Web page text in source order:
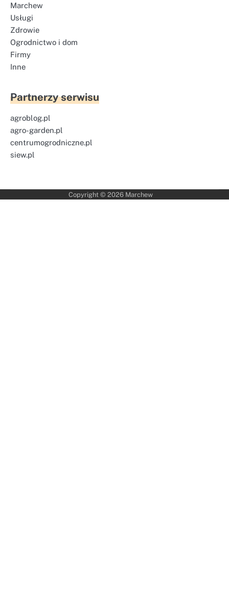
Marchew
Usługi
Zdrowie
Ogrodnictwo i dom
Firmy
Inne
Partnerzy serwisu
agroblog.pl
agro-garden.pl
centrumogrodniczne.pl
siew.pl
Copyright © 2026 Marchew